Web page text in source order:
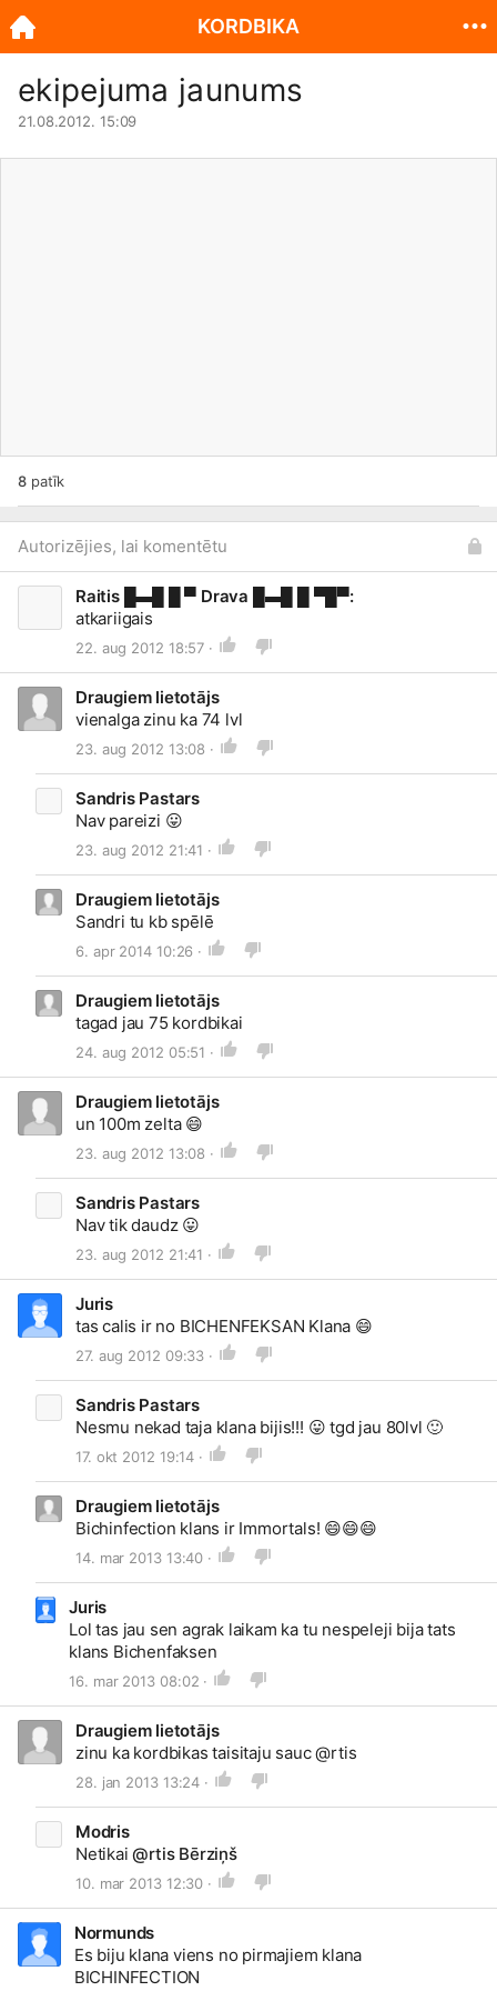
ekipejuma jaunums
21.08.2012. 15:09
8patīk
Autorizējies, lai komentētu
Raitis █▬█ █ ▀ Drava █▬█ █ ▀█▀:
atkariigais
22. aug 2012 18:57 ·
Draugiem lietotājs
vienalga zinu ka 74 lvl
23. aug 2012 13:08 ·
Sandris Pastars
Nav pareizi 😛
23. aug 2012 21:41 ·
Draugiem lietotājs
Sandri tu kb spēlē
6. apr 2014 10:26 ·
Draugiem lietotājs
tagad jau 75 kordbikai
24. aug 2012 05:51 ·
Draugiem lietotājs
un 100m zelta 😄
23. aug 2012 13:08 ·
Sandris Pastars
Nav tik daudz 😛
23. aug 2012 21:41 ·
Juris
tas calis ir no BICHENFEKSAN Klana 😄
27. aug 2012 09:33 ·
Sandris Pastars
Nesmu nekad taja klana bijis!!! 😛 tgd jau 80lvl 🙂
17. okt 2012 19:14 ·
Draugiem lietotājs
Bichinfection klans ir Immortals! 😄😄😄
14. mar 2013 13:40 ·
Juris
Lol tas jau sen agrak laikam ka tu nespeleji bija tats
klans Bichenfaksen
16. mar 2013 08:02 ·
Draugiem lietotājs
zinu ka kordbikas taisitaju sauc @rtis
28. jan 2013 13:24 ·
Modris
Netikai@rtis Bērziņš
10. mar 2013 12:30 ·
Normunds
Es biju klana viens no pirmajiem klana
BICHINFECTION
KORDBIKA